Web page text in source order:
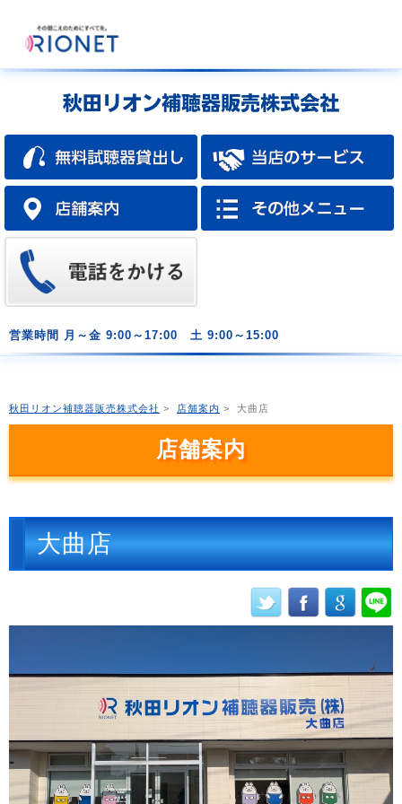
営業時間 月～金 9:00～17:00 土 9:00～15:00
秋田リオン補聴器販売株式会社 > 店舗案内 > 大曲店
店舗案内
大曲店